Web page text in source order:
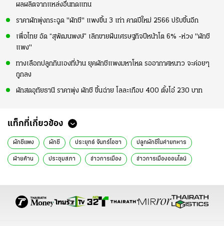
ผลผลิตจากแหล่งอื่นทดแทน
ราคาผักพุ่งกระฉูด "ผักชี" แพงขึ้น 3 เท่า คาดปีใหม่ 2566 ปรับขึ้นอีก
เพื่อไทย อัด “สุพัฒนพงษ์” เลิกขายฝันเศรษฐกิจปีหน้าโต 6% -ห่วง "ผักชี
แพง"
ทางเลือกปลูกกินเองที่บ้าน ยุคผักชีแพงมหาโหด รออากาศหนาว จะค่อยๆ
ถูกลง
ผักสดอุทัยธานี ราคาพุ่ง ผักชี ขึ้นฉ่าย โลละเกือบ 400 ตั้งโอ๋ 230 บาท
แท็กที่เกี่ยวข้อง
ผักชีแพง ผักชี ประยุทธ์ จันทร์โอชา ปลูกผักชีในค่ายทหาร
ฝ่ายค้าน ประชุมสภา ข่าวการเมือง ข่าวการเมืองออนไลน์